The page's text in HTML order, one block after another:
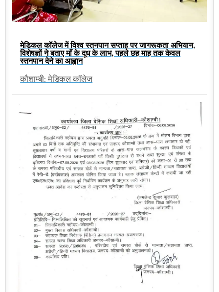
मेडिकल कॉलेज में विश्व स्तनपान सप्ताह पर जागरूकता अभियान,
विशेषज्ञों ने बताए माँ के दूध के लाभ, पहले छह माह तक केवल
स्तनपान देने का आह्वान
कौशाम्बी: मेडिकल कॉलेज